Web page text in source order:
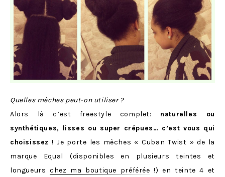
Quelles mèches peut-on utiliser ?
Alors là c’est freestyle complet: naturelles ou
synthétiques, lisses ou super crépues… c’est vous qui
choisissez ! Je porte les mèches « Cuban Twist » de la
marque Equal (disponibles en plusieurs teintes et
longueurschez ma boutique préférée !) en teinte 4 et